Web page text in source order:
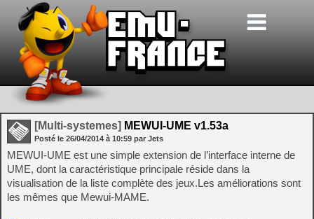
[Multi-systemes] MEWUI-UME v1.53a
Posté le 26/04/2014 à 10:59 par Jets
MEWUI-UME est une simple extension de l’interface interne de
UME, dont la caractéristique principale réside dans la
visualisation de la liste complète des jeux.Les améliorations sont
les mêmes que Mewui-MAME.